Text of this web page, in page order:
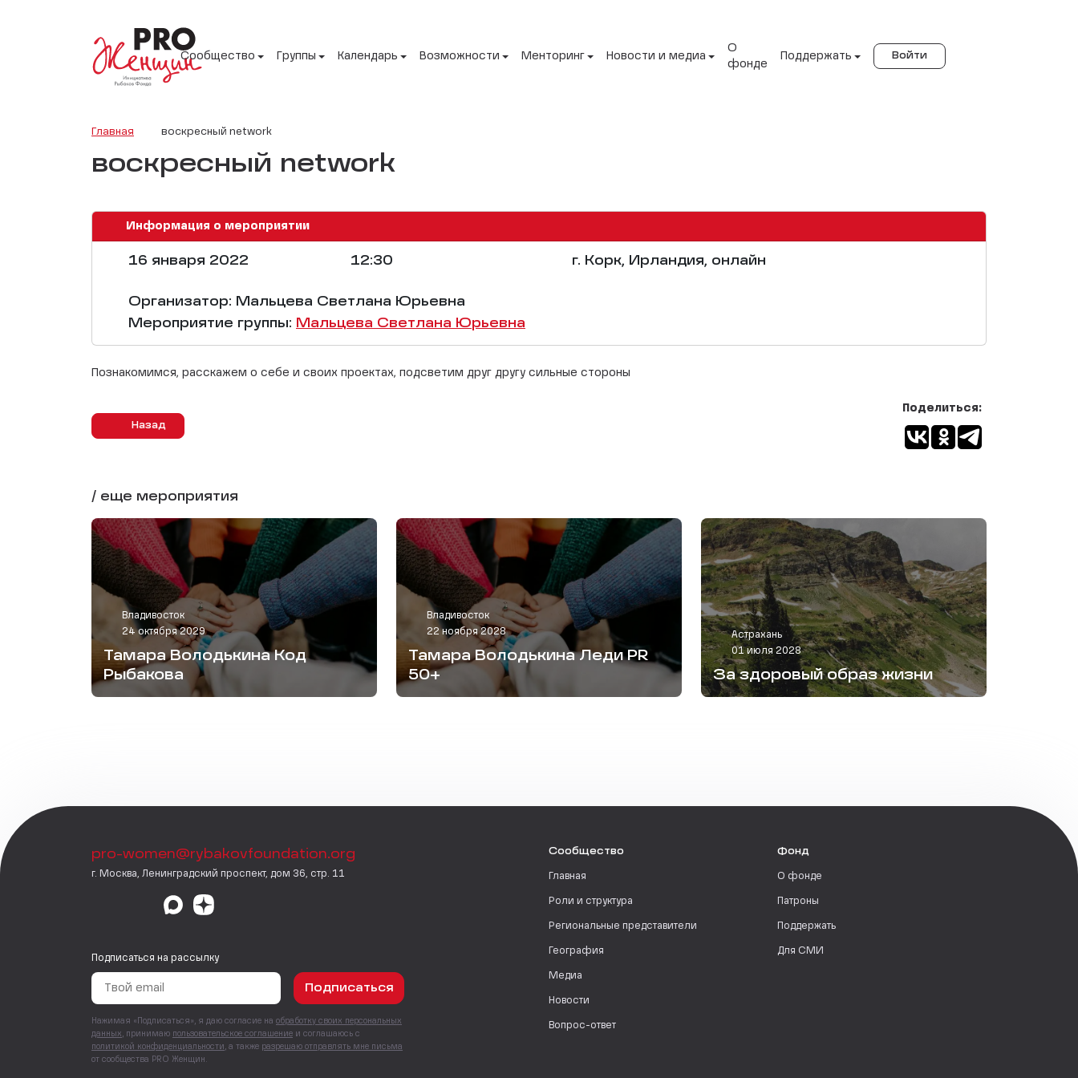
Сообщество Группы Календарь Возможности Менторинг Новости и медиа
О
фонде
Поддержать Войти
Главная воскресный network
воскресный network
Информация о мероприятии
16 января 2022 12:30 г. Корк, Ирландия, онлайн
Организатор: Мальцева Светлана Юрьевна
Мероприятие группы: Мальцева Светлана Юрьевна
Познакомимся, расскажем о себе и своих проектах, подсветим друг другу сильные стороны
Назад
Поделиться:
/ еще мероприятия
Владивосток
24 октября 2029
Тамара Володькина Код
Рыбакова
Владивосток
22 ноября 2028
Тамара Володькина Леди PR
50+
Астрахань
01 июля 2028
За здоровый образ жизни
pro-women@rybakovfoundation.org
г. Москва, Ленинградский проспект, дом 36, стр. 11
Подписаться на рассылку
Подписаться
Нажимая «Подписаться», я даю согласие на обработку своих персональных
данных , принимаю пользовательское соглашение и соглашаюсь с
политикой конфиденциальности , а также разрешаю отправлять мне письма
от сообщества PRO Женщин.
Сообщество
Главная
Роли и структура
Региональные представители
География
Медиа
Новости
Вопрос-ответ
Фонд
О фонде
Патроны
Поддержать
Для СМИ